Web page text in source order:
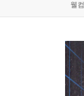
웰컴